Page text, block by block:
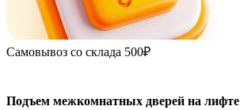
Самовывоз со склада 500₽
Подъем межкомнатных дверей на лифте